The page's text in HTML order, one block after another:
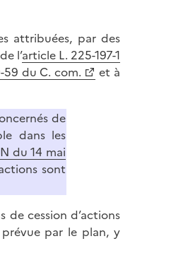
attribuées, par des
l’article L. 225-197-1
59 du C. com.
et à
de
dans les
du 14 mai
sont
de cession d’actions
par le plan, y